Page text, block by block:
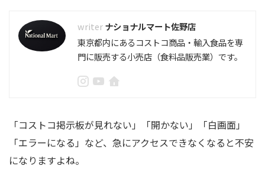
ナショナルマート佐野店
東京都内にあるコストコ商品・輸入食品を専
門に販売する小売店（食料品販売業）です。
「コストコ掲示板が見れない」「開かない」「白画面」
「エラーになる」など、急にアクセスできなくなると不安
になりますよね。